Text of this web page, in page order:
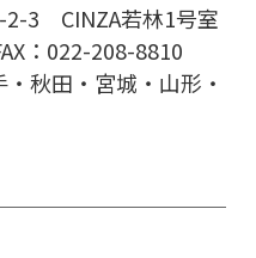
2-3 CINZA若林1号室
：022-208-8810
・秋田・宮城・山形・